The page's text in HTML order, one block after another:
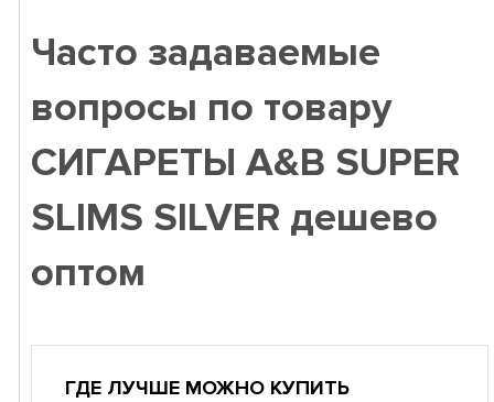
Часто задаваемые
вопросы по товару
СИГАРЕТЫ A&B SUPER
SLIMS SILVER дешево
оптом
ГДЕ ЛУЧШЕ МОЖНО КУПИТЬ